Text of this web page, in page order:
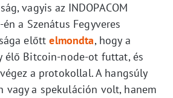
vagyis az INDOPACOM
a Szenátus Fegyveres
előttelmondta, hogy a
élő Bitcoin-node-ot futtat, és
a protokollal. A hangsúly
vagy a spekuláción volt, hanem